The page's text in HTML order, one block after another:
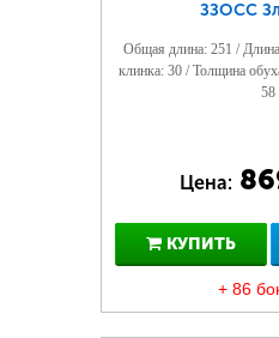
ЗЗОСС
Общая длина: 251 /
клинка: 30 / Толщина
58
Цена:
КУПИТЬ
+ 86